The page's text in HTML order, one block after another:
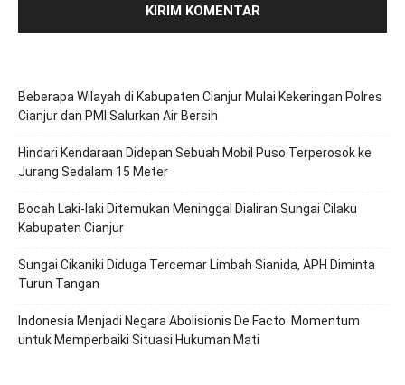
Beberapa Wilayah di Kabupaten Cianjur Mulai Kekeringan Polres
Cianjur dan PMI Salurkan Air Bersih
Hindari Kendaraan Didepan Sebuah Mobil Puso Terperosok ke
Jurang Sedalam 15 Meter
Bocah Laki-laki Ditemukan Meninggal Dialiran Sungai Cilaku
Kabupaten Cianjur
Sungai Cikaniki Diduga Tercemar Limbah Sianida, APH Diminta
Turun Tangan
‎Indonesia Menjadi Negara Abolisionis De Facto: Momentum
untuk Memperbaiki Situasi Hukuman Mati